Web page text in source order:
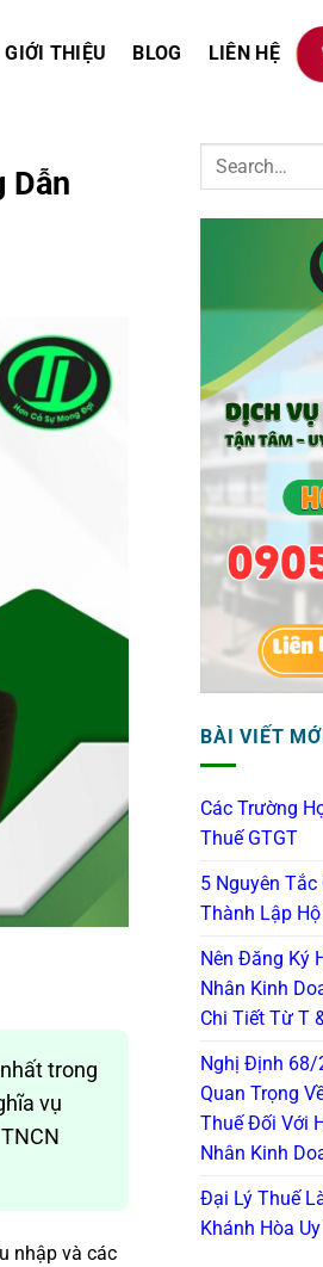
GIỚI THIỆU BLOG LIÊN HỆ
Dẫn
trong
vụ
nhập và các
BÀI VIẾT
Các Trường
Thuế GTGT
5 Nguyên Tắc
Thành Lập
Nên Đăng Ký
Nhân Kinh
Chi Tiết Từ T
Nghị Định 68/
Quan Trọng
Thuế Đối Với
Nhân Kinh
Đại Lý Thuế
Khánh Hòa